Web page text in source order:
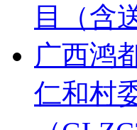
目（含
广西鸿
仁和村